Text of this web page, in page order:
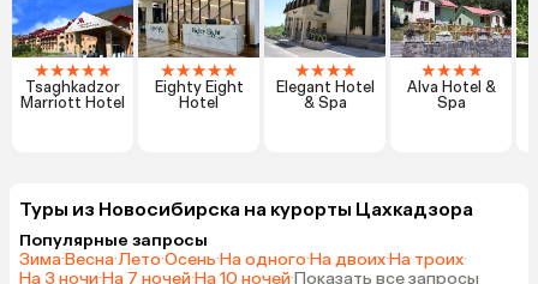
★★★★★
Tsaghkadzor
Marriott Hotel
★★★★★
Eighty Eight
Hotel
★★★★
Elegant Hotel
& Spa
★★★★
Alva Hotel &
Spa
Туры из Новосибирска на курорты Цахкадзора
Популярные запросы
Зима·Весна·Лето·Осень·На одного·На двоих·На троих·
На 3 ночи·На 7 ночей·На 10 ночей·Показать все запросы